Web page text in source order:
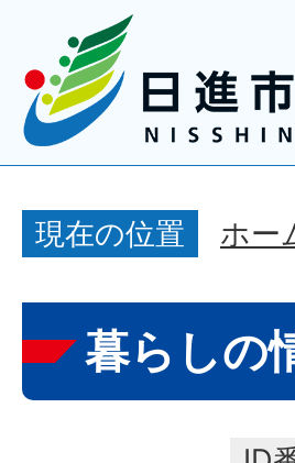
現在の位置 ホー
暮らしの